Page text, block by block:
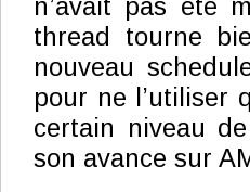
n’avait pas été
thread tourne
nouveau
pour ne l’utiliser
certain niveau
son avance sur